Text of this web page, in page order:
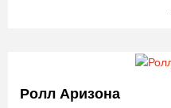
Ролл Аризона